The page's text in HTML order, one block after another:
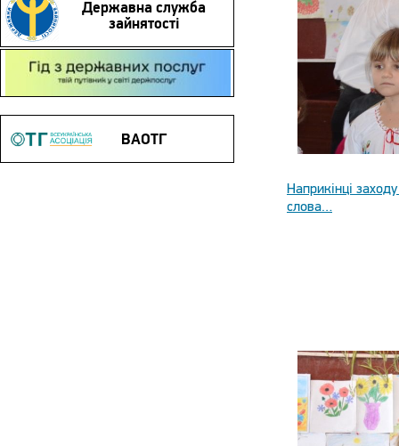
Державна служба
зайнятості
Гід з державних послуг
ВАОТГ
Наприкінці
слова…